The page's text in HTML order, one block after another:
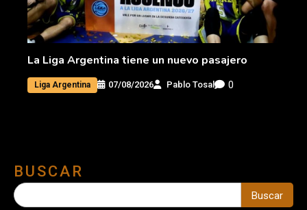
La Liga Argentina tiene un nuevo pasajero
Liga Argentina 07/08/2026 Pablo Tosal 0
BUSCAR
Buscar